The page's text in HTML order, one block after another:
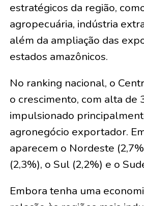
estratégicos da região,
agropecuária, indústria
além da ampliação das
estados amazônicos.
No ranking nacional, o
o crescimento, com alta de
impulsionado
agronegócio exportador.
aparecem o Nordeste
(2,3%), o Sul (2,2%) e o
Embora tenha uma